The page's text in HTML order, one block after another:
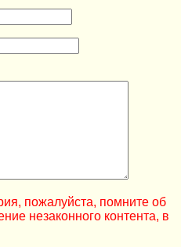
пожалуйста, помните об
незаконного контента, в